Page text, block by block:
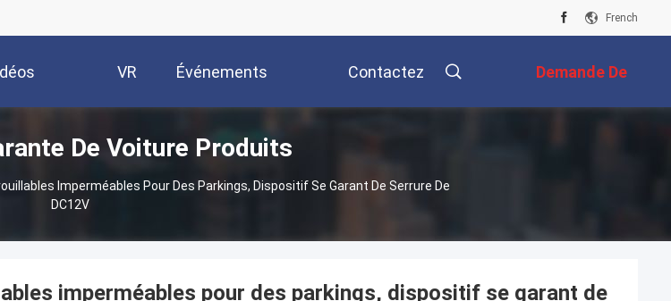
French
VR
Show
Événements Contactez Demande De
Soumission
De Voiture Produits
Imperméables Pour Des Parkings, Dispositif Se Garant De Serrure De
DC12V
imperméables pour des parkings, dispositif se garant de